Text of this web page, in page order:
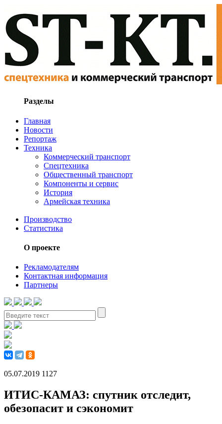
Разделы
Главная
Новости
Репортаж
Техника
Коммерческий транспорт
Спецтехника
Общественный транспорт
Компоненты и сервис
История
Армейская техника
Производство
Статистика
О проекте
Рекламодателям
Контактная информация
Партнеры
05.07.2019 1127
ИТИС-КАМАЗ: спутник отследит,
обезопасит и сэкономит